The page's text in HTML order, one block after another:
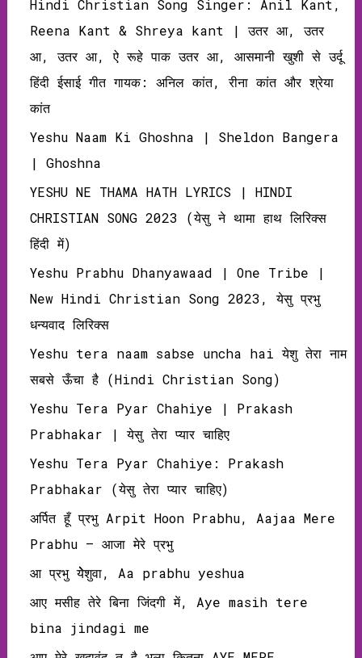
Hindi Christian Song Singer: Anil Kant,
Reena Kant & Shreya kant | उतर आ, उतर
आ, उतर आ, ऐ रूहे पाक उतर आ, आसमानी खुशी से उर्दू
हिंदी ईसाई गीत गायक: अनिल कांत, रीना कांत और श्रेया
कांत
Yeshu Naam Ki Ghoshna | Sheldon Bangera
| Ghoshna
YESHU NE THAMA HATH LYRICS | HINDI
CHRISTIAN SONG 2023 (येसु ने थामा हाथ लिरिक्‍स
हिंदी में)
Yeshu Prabhu Dhanyawaad | One Tribe |
New Hindi Christian Song 2023, येसु प्रभु
धन्‍यवाद लिरिक्‍स
Yeshu tera naam sabse uncha hai येशु तेरा नाम
सबसे ऊँचा है (Hindi Christian Song)
Yeshu Tera Pyar Chahiye | Prakash
Prabhakar | येसु तेरा प्यार चाहिए
Yeshu Tera Pyar Chahiye: Prakash
Prabhakar (येसु तेरा प्यार चाहिए)
अर्पित हूँ प्रभु Arpit Hoon Prabhu, Aajaa Mere
Prabhu – आजा मेरे प्रभु
आ प्रभु येेेशुवा, Aa prabhu yeshua
आए मसीह तेरे बिना जिंदगी में, Aye masih tere
bina jindagi me